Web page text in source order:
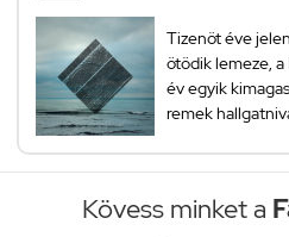
Tizenöt éve
ötödik lemeze,
év egyik
remek
Kövess minket a